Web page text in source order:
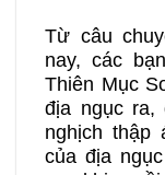
Từ câu
nay, các
Thiên Mục
địa ngục ra,
nghịch thập
của địa